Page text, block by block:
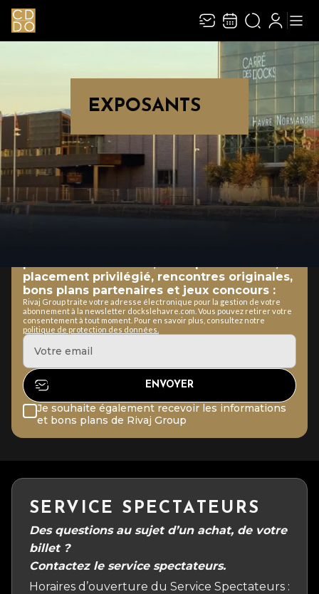
EXPOSANTS
NEWSLETTER
placement privilégié, rencontres originales,
bons plans partenaires et jeux concours :
Rivaj Group traite votre adresse électronique pour la gestion de votre
abonnement à la newsletter dockslehavre.com. Vous pouvez retirer votre
consentement à tout moment. Pour en savoir plus, consultez notre
politique de protection des données.
Je souhaite également recevoir les informations
et bons plans de Rivaj Group
SERVICE SPECTATEURS
Des questions au sujet d’un achat, de votre
billet ?
Contactez le service spectateurs.
Horaires d’ouverture du Service Spectateurs :